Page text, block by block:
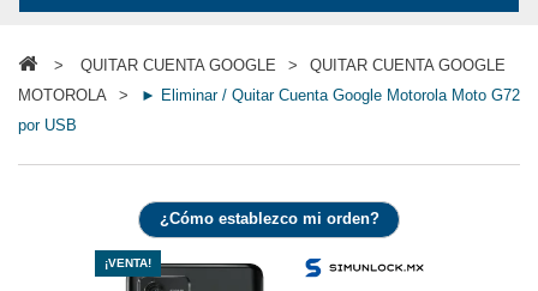
> QUITAR CUENTA GOOGLE >
QUITAR CUENTA GOOGLE
MOTOROLA
>
► Eliminar / Quitar Cuenta Google Motorola Moto G72
por USB
¿Cómo establezco mi orden?
¡VENTA!